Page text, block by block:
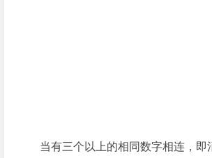
当有三个以上的相同数字相连，即